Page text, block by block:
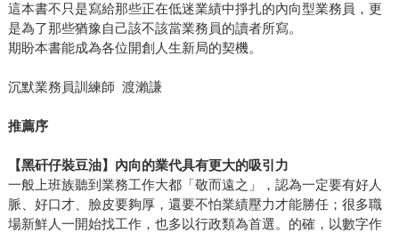
這本書不只是寫給那些正在低迷業績中掙扎的內向型業務員，更
是為了那些猶豫自己該不該當業務員的讀者所寫。
期盼本書能成為各位開創人生新局的契機。
沉默業務員訓練師 渡瀨謙
推薦序
【黑矸仔裝豆油】內向的業代具有更大的吸引力
一般上班族聽到業務工作大都「敬而遠之」，認為一定要有好人
脈、好口才、臉皮要夠厚，還要不怕業績壓力才能勝任；很多職
場新鮮人一開始找工作，也多以行政類為首選。的確，以數字作